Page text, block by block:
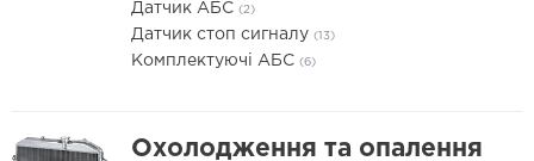
Датчик АБС (2)
Датчик стоп сигналу (13)
Комплектуючі АБС (6)
Охолодження та опалення